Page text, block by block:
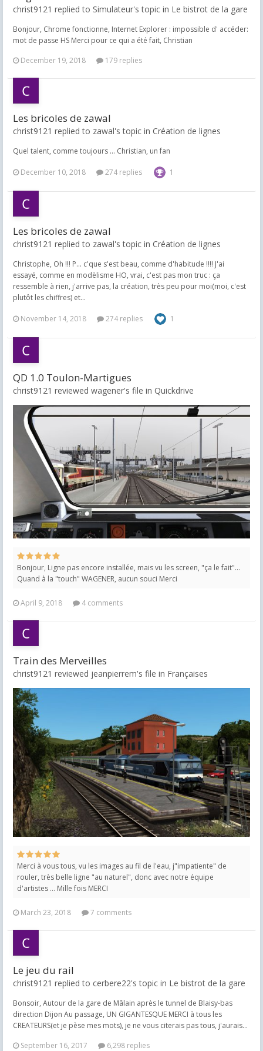
christ9121 replied to Simulateur's topic in Le bistrot de la gare
Bonjour, Chrome fonctionne, Internet Explorer : impossible d' accéder:
mot de passe HS Merci pour ce qui a été fait, Christian
December 19, 2018
179 replies
Les bricoles de zawal
christ9121 replied to zawal's topic in Création de lignes
Quel talent, comme toujours ... Christian, un fan
December 10, 2018 274 replies 1
Les bricoles de zawal
christ9121 replied to zawal's topic in Création de lignes
Christophe, Oh !!! P... c'que s'est beau, comme d'habitude !!!! J'ai
essayé, comme en modèlisme HO, vrai, c'est pas mon truc : ça
ressemble à rien, j'arrive pas, la création, très peu pour moi(moi, c'est
plutôt les chiffres) et...
November 14, 2018 274 replies 1
QD 1.0 Toulon-Martigues
christ9121 reviewed wagener's file in Quickdrive
Bonjour, Ligne pas encore installée, mais vu les screen, "ça le fait"...
Quand à la "touch" WAGENER, aucun souci Merci
April 9, 2018 4 comments
Train des Merveilles
christ9121 reviewed jeanpierrem's file in Françaises
Merci à vous tous, vu les images au fil de l'eau, j"impatiente" de
rouler, très belle ligne "au naturel", donc avec notre équipe
d'artistes ... Mille fois MERCI
March 23, 2018 7 comments
Le jeu du rail
christ9121 replied to cerbere22's topic in Le bistrot de la gare
Bonsoir, Autour de la gare de Mâlain après le tunnel de Blaisy-bas
direction Dijon Au passage, UN GIGANTESQUE MERCI à tous les
CREATEURS(et je pèse mes mots), je ne vous citerais pas tous, j'aurais...
September 16, 2017
6,298 replies